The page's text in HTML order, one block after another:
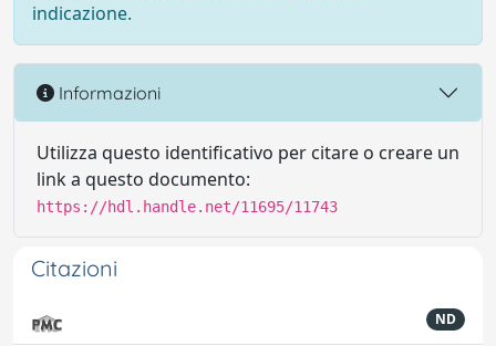
indicazione.
Informazioni
Utilizza questo identificativo per citare o creare un
link a questo documento:
https://hdl.handle.net/11695/11743
Citazioni
ND